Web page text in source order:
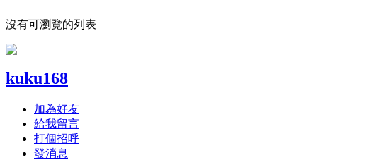
沒有可瀏覽的列表
kuku168
加為好友
給我留言
打個招呼
發消息